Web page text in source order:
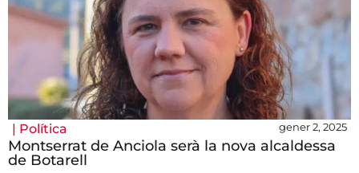
| Política gener 2, 2025
Montserrat de Anciola serà la nova alcaldessa
de Botarell